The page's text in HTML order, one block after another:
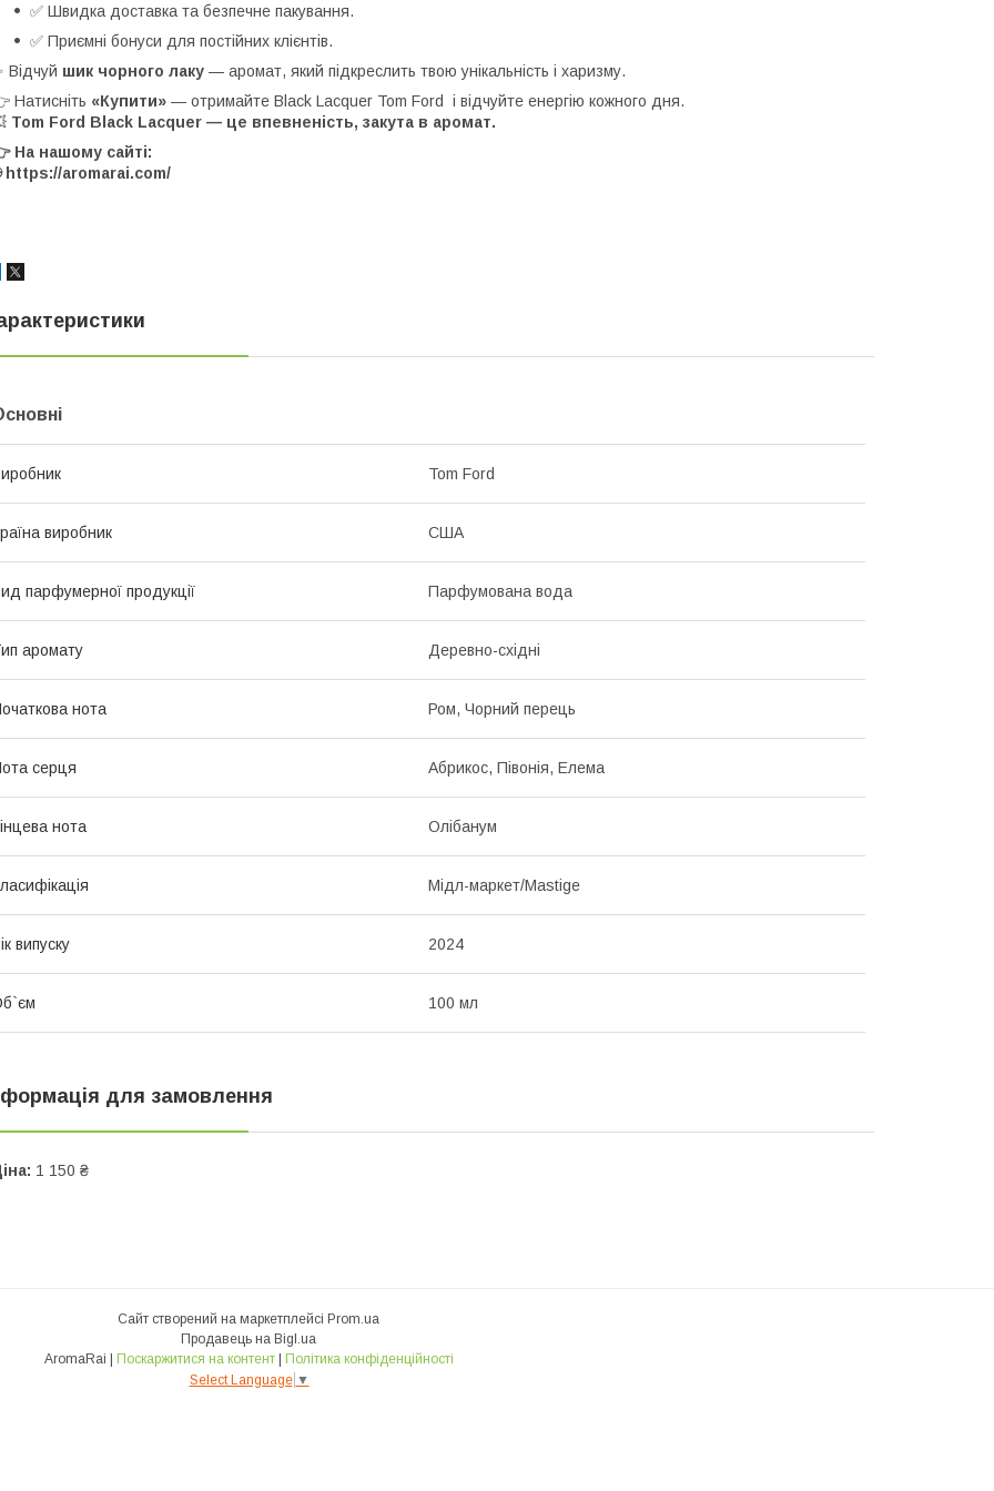
✅ Швидка доставка та безпечне пакування.
✅ Приємні бонуси для постійних клієнтів.
Відчуй шик чорного лаку — аромат, який підкреслить твою унікальність і харизму.
Натисніть «Купити» — отримайте Black Lacquer Tom Ford і відчуйте енергію кожного дня.
Tom Ford Black Lacquer — це впевненість, закута в аромат.
На нашому сайті:
https://aromarai.com/
Tom Ford
виробник США
парфумерної продукції Парфумована вода
аромату Деревно-східні
нота Ром, Чорний перець
серця Абрикос, Півонія, Елема
нота Олібанум
Мідл-маркет/Mastige
випуску 2024
100 мл
для замовлення
1 150 ₴
Сайт створений на маркетплейсі Prom.ua
Продавець на Bigl.ua
Поскаржитися на контент
Політика конфіденційності
Select Language ▼